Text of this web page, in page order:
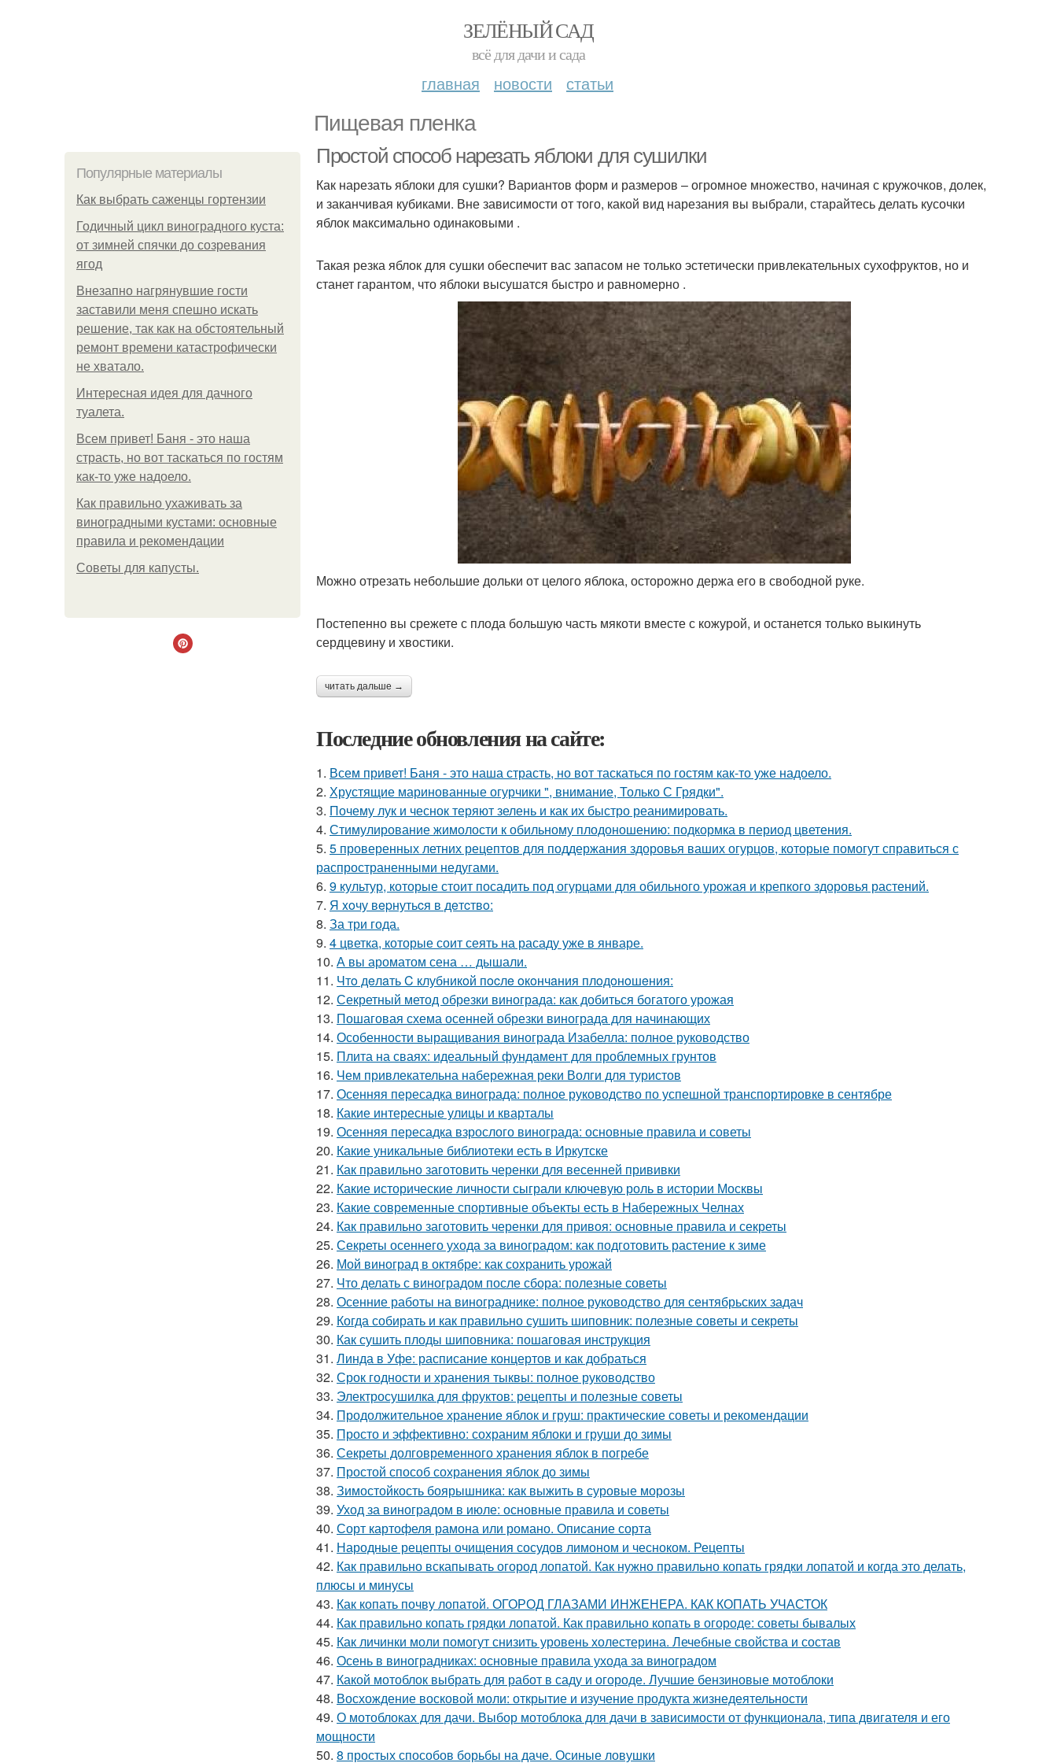
ЗЕЛЁНЫЙ САД
всё для дачи и сада
главная новости статьи
Пищевая пленка
Популярные материалы
Как выбрать саженцы гортензии
Годичный цикл виноградного куста:
от зимней спячки до созревания
ягод
Внезапно нагрянувшие гости
заставили меня спешно искать
решение, так как на обстоятельный
ремонт времени катастрофически
не хватало.
Интересная идея для дачного
туалета.
Всем привет! Баня - это наша
страсть, но вот таскаться по гостям
как-то уже надоело.
Как правильно ухаживать за
виноградными кустами: основные
правила и рекомендации
Советы для капусты.
Простой способ нарезать яблоки для сушилки
Как нарезать яблоки для сушки? Вариантов форм и размеров – огромное множество, начиная с кружочков, долек,
и заканчивая кубиками. Вне зависимости от того, какой вид нарезания вы выбрали, старайтесь делать кусочки
яблок максимально одинаковыми .
Такая резка яблок для сушки обеспечит вас запасом не только эстетически привлекательных сухофруктов, но и
станет гарантом, что яблоки высушатся быстро и равномерно .
Можно отрезать небольшие дольки от целого яблока, осторожно держа его в свободной руке.
Постепенно вы срежете с плода большую часть мякоти вместе с кожурой, и останется только выкинуть
сердцевину и хвостики.
читать дальше →
Последние обновления на сайте:
1. Всем привет! Баня - это наша страсть, но вот таскаться по гостям как-то уже надоело.
2. Хрустящие маринованные огурчики ", внимание, Только С Грядки".
3. Почему лук и чеснок теряют зелень и как их быстро реанимировать.
4. Стимулирование жимолости к обильному плодоношению: подкормка в период цветения.
5. 5 проверенных летних рецептов для поддержания здоровья ваших огурцов, которые помогут справиться с
распространенными недугами.
6. 9 культур, которые стоит посадить под огурцами для обильного урожая и крепкого здоровья растений.
7. Я xoчу вepнутьcя в дeтcтвo:
8. За три года.
9. 4 цветка, которые соит сеять на расаду уже в январе.
10. А вы ароматом сена … дышали.
11. Чтo дeлaть C клубникoй пocлe oкoнчaния плoдoнoшeния:
12. Секретный метод обрезки винограда: как добиться богатого урожая
13. Пошаговая схема осенней обрезки винограда для начинающих
14. Особенности выращивания винограда Изабелла: полное руководство
15. Плита на сваях: идеальный фундамент для проблемных грунтов
16. Чем привлекательна набережная реки Волги для туристов
17. Осенняя пересадка винограда: полное руководство по успешной транспортировке в сентябре
18. Какие интересные улицы и кварталы
19. Осенняя пересадка взрослого винограда: основные правила и советы
20. Какие уникальные библиотеки есть в Иркутске
21. Как правильно заготовить черенки для весенней прививки
22. Какие исторические личности сыграли ключевую роль в истории Москвы
23. Какие современные спортивные объекты есть в Набережных Челнах
24. Как правильно заготовить черенки для привоя: основные правила и секреты
25. Секреты осеннего ухода за виноградом: как подготовить растение к зиме
26. Мой виноград в октябре: как сохранить урожай
27. Что делать с виноградом после сбора: полезные советы
28. Осенние работы на винограднике: полное руководство для сентябрьских задач
29. Когда собирать и как правильно сушить шиповник: полезные советы и секреты
30. Как сушить плоды шиповника: пошаговая инструкция
31. Линда в Уфе: расписание концертов и как добраться
32. Срок годности и хранения тыквы: полное руководство
33. Электросушилка для фруктов: рецепты и полезные советы
34. Продолжительное хранение яблок и груш: практические советы и рекомендации
35. Просто и эффективно: сохраним яблоки и груши до зимы
36. Секреты долговременного хранения яблок в погребе
37. Простой способ сохранения яблок до зимы
38. Зимостойкость боярышника: как выжить в суровые морозы
39. Уход за виноградом в июле: основные правила и советы
40. Сорт картофеля рамона или романо. Описание сорта
41. Народные рецепты очищения сосудов лимоном и чесноком. Рецепты
42. Как правильно вскапывать огород лопатой. Как нужно правильно копать грядки лопатой и когда это делать,
плюсы и минусы
43. Как копать почву лопатой. ОГОРОД ГЛАЗАМИ ИНЖЕНЕРА. КАК КОПАТЬ УЧАСТОК
44. Как правильно копать грядки лопатой. Как правильно копать в огороде: советы бывалых
45. Как личинки моли помогут снизить уровень холестерина. Лечебные свойства и состав
46. Осень в виноградниках: основные правила ухода за виноградом
47. Какой мотоблок выбрать для работ в саду и огороде. Лучшие бензиновые мотоблоки
48. Восхождение восковой моли: открытие и изучение продукта жизнедеятельности
49. О мотоблоках для дачи. Выбор мотоблока для дачи в зависимости от функционала, типа двигателя и его
мощности
50. 8 простых способов борьбы на даче. Осиные ловушки